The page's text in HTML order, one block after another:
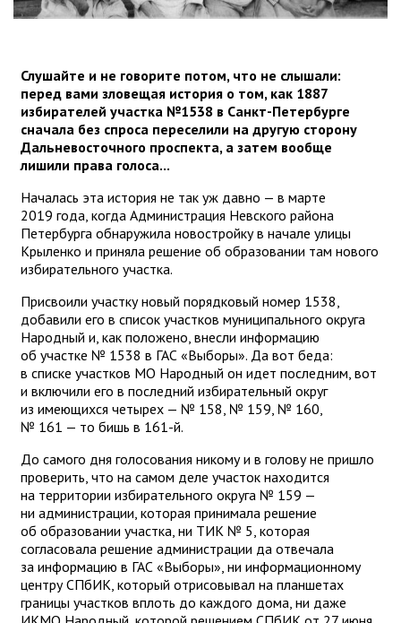
Слушайте и не говорите потом, что не слышали:
перед вами зловещая история о том, как 1887
избирателей участка №1538 в Санкт-Петербурге
сначала без спроса переселили на другую сторону
Дальневосточного проспекта, а затем вообще
лишили права голоса...
Началась эта история не так уж давно — в марте
2019 года, когда Администрация Невского района
Петербурга обнаружила новостройку в начале улицы
Крыленко и приняла решение об образовании там нового
избирательного участка.
Присвоили участку новый порядковый номер 1538,
добавили его в список участков муниципального округа
Народный и, как положено, внесли информацию
об участке № 1538 в ГАС «Выборы». Да вот беда:
в списке участков МО Народный он идет последним, вот
и включили его в последний избирательный округ
из имеющихся четырех — № 158, № 159, № 160,
№ 161 — то бишь в 161-й.
До самого дня голосования никому и в голову не пришло
проверить, что на самом деле участок находится
на территории избирательного округа № 159 —
ни администрации, которая принимала решение
об образовании участка, ни ТИК № 5, которая
согласовала решение администрации да отвечала
за информацию в ГАС «Выборы», ни информационному
центру СПбИК, который отрисовывал на планшетах
границы участков вплоть до каждого дома, ни даже